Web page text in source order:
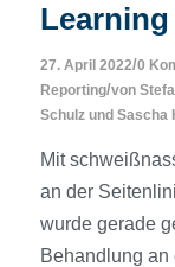
27. April 2022/0
Reporting/von
Schulzund Sascha
Mit
an der
wurde gerade
Behandlung